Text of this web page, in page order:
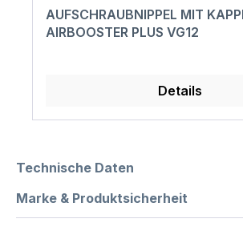
AUFSCHRAUBNIPPEL MIT
AIRBOOSTER PLUS VG12
Details
Technische Daten
Marke & Produktsicherheit